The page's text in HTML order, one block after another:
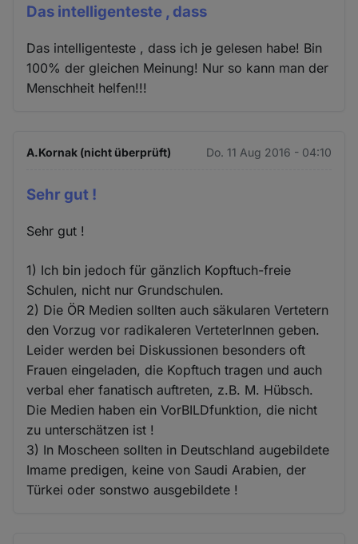
Das intelligenteste , dass
Das intelligenteste , dass ich je gelesen habe! Bin
100% der gleichen Meinung! Nur so kann man der
Menschheit helfen!!!
A.Kornak (nicht überprüft) Do. 11 Aug 2016 - 04:10
Sehr gut !
Sehr gut !
1) Ich bin jedoch für gänzlich Kopftuch-freie
Schulen, nicht nur Grundschulen.
2) Die ÖR Medien sollten auch säkularen Vertetern
den Vorzug vor radikaleren VerteterInnen geben.
Leider werden bei Diskussionen besonders oft
Frauen eingeladen, die Kopftuch tragen und auch
verbal eher fanatisch auftreten, z.B. M. Hübsch.
Die Medien haben ein VorBILDfunktion, die nicht
zu unterschätzen ist !
3) In Moscheen sollten in Deutschland augebildete
Imame predigen, keine von Saudi Arabien, der
Türkei oder sonstwo ausgebildete !